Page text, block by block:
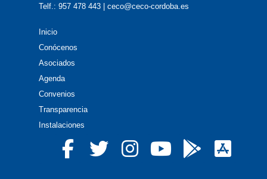
Telf.: 957 478 443 | ceco@ceco-cordoba.es
Inicio
Conócenos
Asociados
Agenda
Convenios
Transparencia
Instalaciones